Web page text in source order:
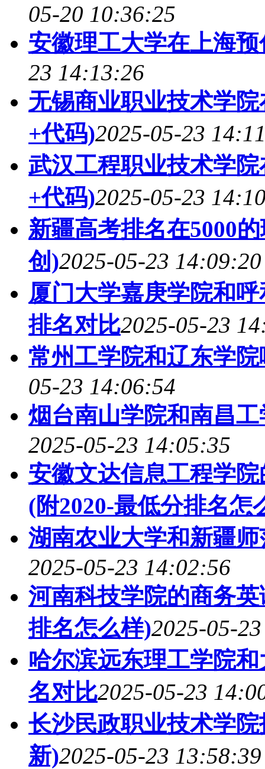
05-20 10:36:25
安徽理工大学在上海
23 14:13:26
无锡商业职业技术学
+代码)2025-05-23
武汉工程职业技术学
+代码)2025-05-23
新疆高考排名在5000
创)2025-05-23 14:09:20
厦门大学嘉庚学院和
排名对比2025-05-23
常州工学院和辽东学
05-23 14:06:54
烟台南山学院和南昌
2025-05-23 14:05:35
安徽文达信息工程学
(附2020-最低分排名怎
湖南农业大学和新疆
2025-05-23 14:02:56
河南科技学院的商务
排名怎么样)2025-05-
哈尔滨远东理工学院
名对比2025-05-23
长沙民政职业技术学
新)2025-05-23 13:58:39